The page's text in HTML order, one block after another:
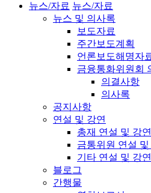
뉴스/자료 뉴스/자료
뉴스 및 의사록
보도자료
주간보도계획
언론보도해명자
금융통화위원회
의결사항
의사록
공지사항
연설 및 강연
총재 연설 및 강연
금통위원 연설 및
기타 연설 및 강연
블로그
간행물